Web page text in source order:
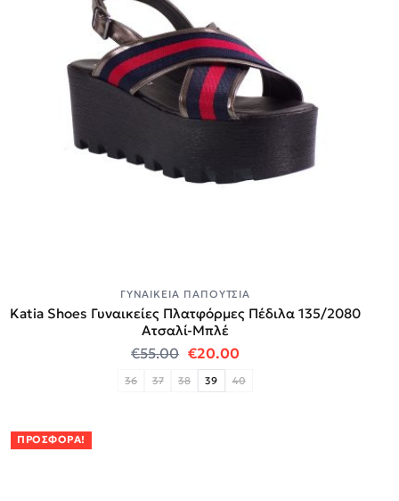
ΓΥΝΑΙΚΕΊΑ ΠΑΠΟΎΤΣΙΑ
Katia Shoes Γυναικείες Πλατφόρμες Πέδιλα 135/2080
Ατσαλί-Μπλέ
€55.00 Original price was: €55.00.
€20.00Η τρέχουσα τιμή
36 37 38 39 40
ΠΡΟΣΦΟΡΆ!